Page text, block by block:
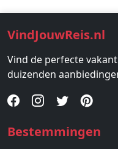
VindJouwReis.nl
Vind de perfecte
duizenden
Bestemmingen